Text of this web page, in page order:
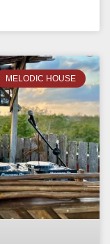
MELODIC HOUSE